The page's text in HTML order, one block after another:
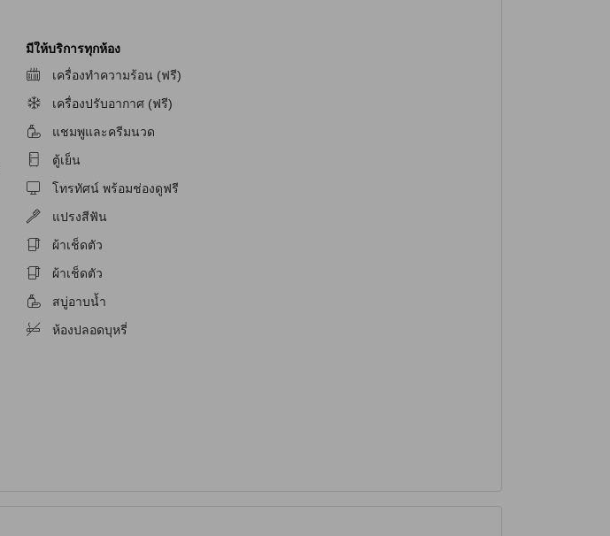
มีให้บริการทุกห้อง
เครื่องทำความร้อน (ฟรี)
เครื่องปรับอากาศ (ฟรี)
แชมพูและครีมนวด
ตู้เย็น
โทรทัศน์ พร้อมช่องดูฟรี
แปรงสีฟัน
ผ้าเช็ดตัว
ผ้าเช็ดตัว
สบู่อาบน้ำ
ห้องปลอดบุหรี่